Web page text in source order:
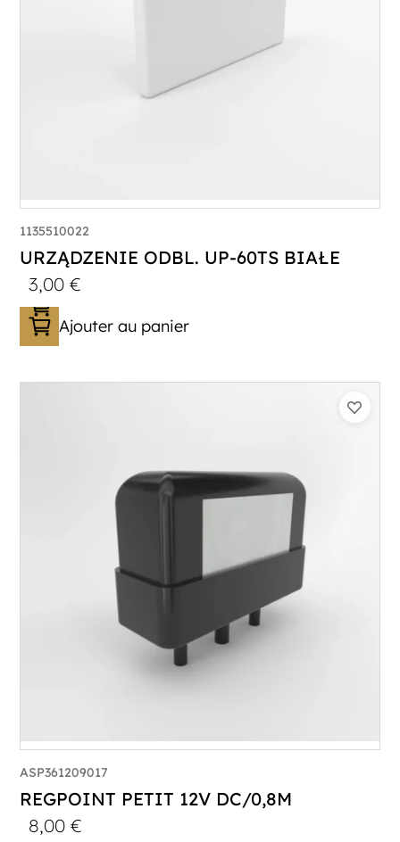
1135510022
URZĄDZENIE ODBL. UP-60TS BIAŁE
3,00€
Ajouter au panier
ASP361209017
REGPOINT PETIT 12V DC/0,8M
8,00€